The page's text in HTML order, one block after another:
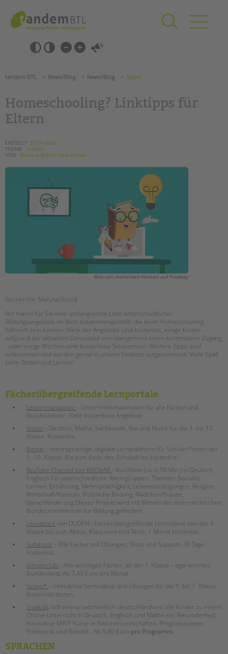
springen
Barrierefrei-
Einstellungen
überspringen
überspringen
SCHULE & GANZTAG
Oberschulen
Förderzentren
Schulbezogene Sozialarbeit
Tagesgruppen
HILFEN ZUR ERZIEHUNG
EINGLIEDERUNGSHILFE
Zertfikatskurse
Seminarkalender
Seminarräume
STADTTEILARBEIT
Bereiche im Überblick
Kinder- und Jugendschutz
Unsere Videos
Gesellschafter VdK
schoolcoach BTL
tandem international
KARRIERE
Stellenangebote
tandem als Arbeitgeberin
NEWS/BLOG
unkuerzbar
Briefe an Kai
PRESSE
Magazin
KONTAKT
Impressum
Datenschutz
tandem BTL News/Blog News/Blog Detail
Homeschooling? Linktipps für
Eltern
ERSTELLT 27.04.2020
THEMA Corona
VON
Barbara Brecht-Hadraschek
Bild von mohamed Hassan auf Pixabay
Recherche: Maryna Gostik
Wir haben für Sie eine umfangreiche Liste unterschiedlicher
Bildungsangebote im Web zusammengestellt, die beim Homeschooling
hilfreich sein können. Viele der Angebote sind kostenlos, einige bieten
aufgrund der aktuellen Coronazeit vorrübergehend einen kostenlosen Zugang
- oder einige Wochen eine kostenlose Tetstversion. Weitere Tipps sind
willkommen und werden gerne in unsere Linkliste aufgenommen. Viele Spaß
beim Testen und Lernen!
Fächerübergreifende Lernportale
Lehrermarktplatz
– Unterrichtsmaterialien für alle Fächer und
Bundesländer. Viele kostenlose Angebote
Anton – Deutsch, Mathe, Sachkunde, Bio und Musik für die 1. bis 10.
Klasse. Kostenlos.
Binogi – mehrsprachige, digitale Lernplattform für Schüler*innen der
5.-10. Klasse. Bis zum Ende des Schuljahres kostenfrei.
YouTube Channel von BAOBAB
- Kurzfilme (ca. 3-50 Min.) in Deutsch,
Englisch für unterschiedliche Altersgruppen, Themen: Soziales
Lernen, Ernährung, Mehrsprachigkeit, Lebensbedingungen, Religion,
Wirtschaft/Konsum, Politische Bildung, Mädchen/Frauen,
Sprachförderung.Dieses Projekt wird mit Mitteln des österreichischen
Bundesministerium für Bildung gefördert.
Lernattack von DUDEN– Fächerübergreifende Lernvideos von der 4.
Klasse bis zum Abitur, Klausuren und Tests. 1 Monat kostenlos.
Sofatutor – Alle Fächer mit Übungen, Tests und Support. 30 Tage
kostenlos.
Simpleclub
– Alle wichtigen Fächer, ab der 7. Klasse – egal welches
Bundesland. Ab 7,49 Euro pro Monat.
Scoyo*
– Interaktive Lernvideos und Übungen für die 1. bis 7. Klasse.
Kostenlos testen.
Sivakids lädt einmal wöchentlich deutschlandweit alle Kinder zu einem
Online-Unterricht in Deutsch, Englisch und Mathe ein. Besonderheit:
Innovative MINT-Kurse in Naturwissenschaften, Programmieren,
Elektronik und Robotik . Ab 9,80 Euro pro Programm.
SPRACHEN